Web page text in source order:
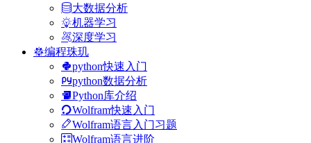
大数据分析
机器学习
深度学习
编程珠玑
python快速入门
python数据分析
Python库介绍
Wolfram快速入门
Wolfram语言入门习题
Wolfram语言进阶